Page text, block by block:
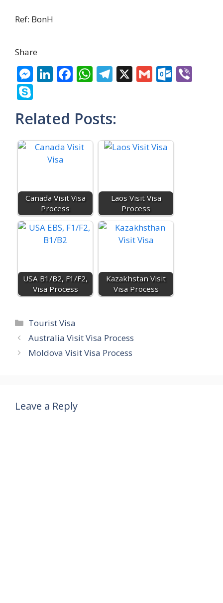
Ref: BonH
Share
M
e
n
g
Li
e
dI
n
F
b
o
o
W
s
A
T
gr
a
m
X G O
k.
k
y
p
e
Related Posts:
Canada Visit Visa
Process
Laos Visit Visa
Process
USA B1/B2, F1/F2,
Visa Process
Kazakhstan Visit
Visa Process
Categories
Tourist Visa
Australia Visit Visa Process
Moldova Visit Visa Process
Leave a Reply